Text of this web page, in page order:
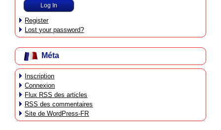
Register
Lost your password?
Méta
Inscription
Connexion
Flux RSS des articles
RSS des commentaires
Site de WordPress-FR